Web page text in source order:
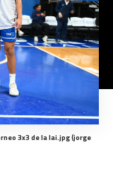
3x3 de la lai.jpg (jorge